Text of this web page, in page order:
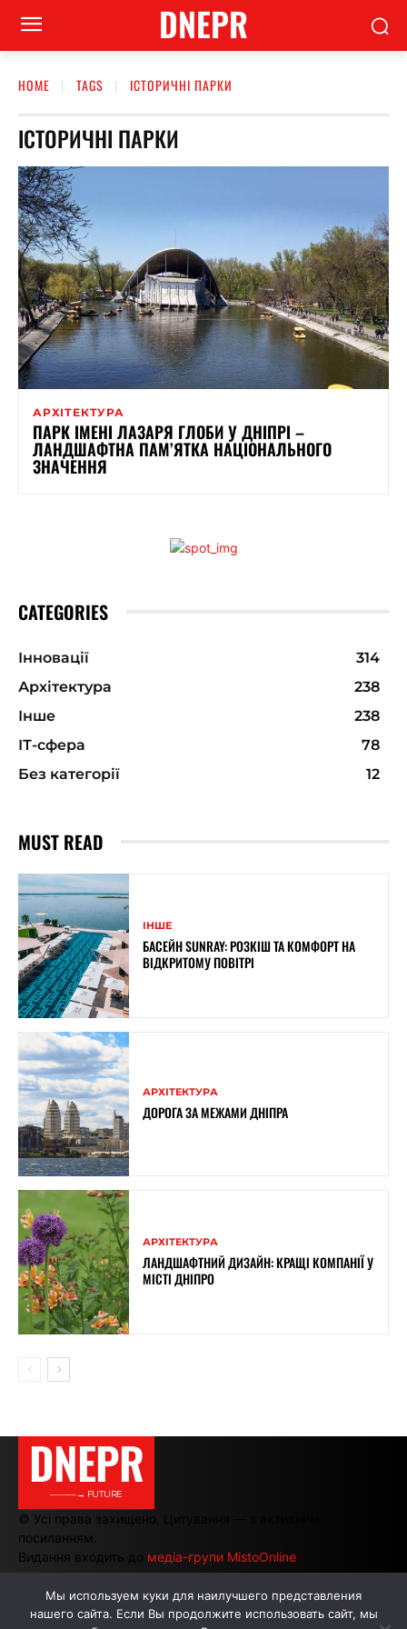
DNEPR
HOME TAGS ІСТОРИЧНІ ПАРКИ
ІСТОРИЧНІ ПАРКИ
АРХІТЕКТУРА
ПАРК ІМЕНІ ЛАЗАРЯ ГЛОБИ У ДНІПРІ –
ЛАНДШАФТНА ПАМ’ЯТКА НАЦІОНАЛЬНОГО
ЗНАЧЕННЯ
CATEGORIES
Інновації
314
Архітектура
238
Інше
238
ІТ-сфера
78
Без категорії
12
MUST READ
ІНШЕ
БАСЕЙН SUNRAY: РОЗКІШ ТА КОМФОРТ НА
ВІДКРИТОМУ ПОВІТРІ
АРХІТЕКТУРА
ДОРОГА ЗА МЕЖАМИ ДНІПРА
АРХІТЕКТУРА
ЛАНДШАФТНИЙ ДИЗАЙН: КРАЩІ КОМПАНІЇ У
МІСТІ ДНІПРО
DNEPR
———→ FUTURE
© Усі права захищено. Цитування — з активним
посиланням.
Видання входить до медіа-групи MistoOnline
АВТОРИ РЕКЛАМА НА САЙТІ
Мы используем куки для наилучшего представления
нашего сайта. Если Вы продолжите использовать сайт, мы